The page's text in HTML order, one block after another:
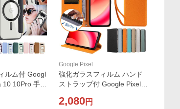
ルム付 Googl
10Pro 手帳
ード収納 TP
Google Pixel
強化ガラスフィルム ハンド
ストラップ付 Google Pixel 1
バー 手帳型 カード収納 レザ
2,080円